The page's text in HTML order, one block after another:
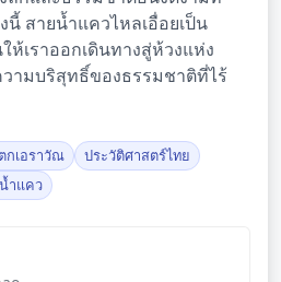
สายน้ำแควไหลเอื่อยเป็น
ห้เราออกเดินทางสู่ห้วงแห่ง
ามบริสุทธิ์ของธรรมชาติที่ไร้
กเอราวัณ
ประวัติศาสตร์ไทย
ำแคว